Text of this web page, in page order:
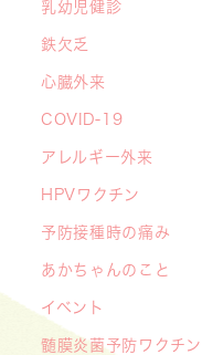
【メディア・取材
そだてまっぷ」に
もの日焼け対策）
2026/05/19
――「武蔵小杉 森
な挑戦
2026/05/08
乳幼児健診
鉄欠乏
心臓外来
COVID-19
アレルギー外来
HPVワクチン
予防接種時の痛み
あかちゃんのこと
イベント
髄膜炎菌予防ワクチン